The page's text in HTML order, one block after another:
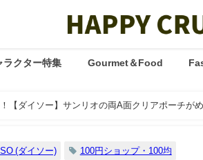
ラクター特集 Gourmet＆Food
！【ダイソー】サンリオの両A面クリアポーチが
(ダイソー) 100円ショップ・100均